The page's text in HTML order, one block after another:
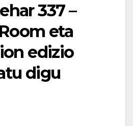
337 –
eta
edizio
digu